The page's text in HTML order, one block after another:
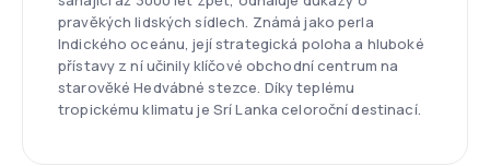
pravěkých lidských sídlech. Známá jako perla
Indického oceánu, její strategická poloha a hluboké
přístavy z ní učinily klíčové obchodní centrum na
starověké Hedvábné stezce. Díky teplému
tropickému klimatu je Srí Lanka celoroční destinací.